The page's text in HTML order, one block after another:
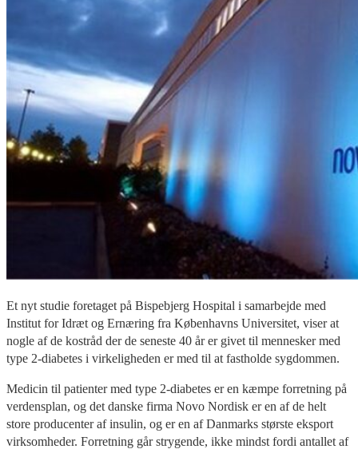
Et nyt studie foretaget på Bispebjerg Hospital i samarbejde med
Institut for Idræt og Ernæring fra Københavns Universitet, viser at
nogle af de kostråd der de seneste 40 år er givet til mennesker med
type 2-diabetes i virkeligheden er med til at fastholde sygdommen.
Medicin til patienter med type 2-diabetes er en kæmpe forretning på
verdensplan, og det danske firma Novo Nordisk er en af de helt
store producenter af insulin, og er en af Danmarks største eksport
virksomheder. Forretning går strygende, ikke mindst fordi antallet af